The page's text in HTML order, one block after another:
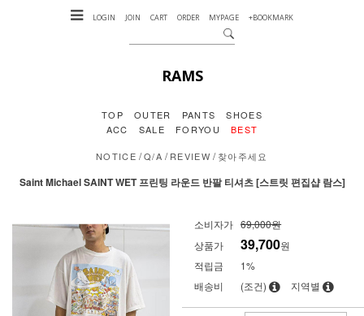
LOGIN JOIN CART ORDER MYPAGE +BOOKMARK
RAMS
TOP OUTER PANTS
SHOES
ACC
SALE FORYOU BEST
NOTICE /Q/A /REVIEW /찾아주세요
Saint Michael SAINT WET 프린팅 라운드 반팔 티셔츠 [스트릿 편집샵 람스]
소비자가 69,000원
상품가
39,700원
적립금
1%
배송비
(조건) 지역별